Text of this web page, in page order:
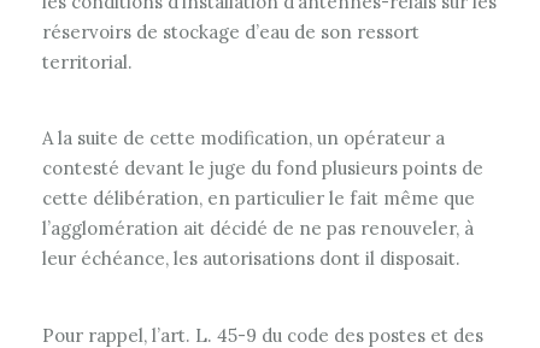
réservoirs de stockage d’eau de son ressort
territorial.
A la suite de cette modification, un opérateur a
contesté devant le juge du fond plusieurs points de
cette délibération, en particulier le fait même que
l’agglomération ait décidé de ne pas renouveler, à
leur échéance, les autorisations dont il disposait.
Pour rappel, l’art. L. 45-9 du code des postes et des